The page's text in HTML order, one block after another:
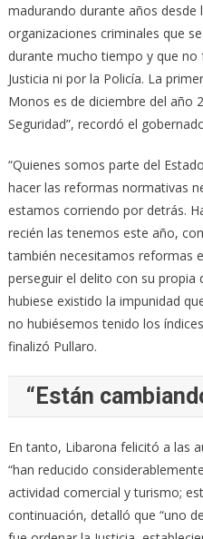
madurando durante años desde
organizaciones criminales que
durante mucho tiempo y que no
Justicia ni por la Policía. La
Monos es de diciembre del año
Seguridad”, recordó el
“Quienes somos parte del
hacer las reformas normativas
estamos corriendo por detrás.
recién las tenemos este año,
también necesitamos reformas
perseguir el delito con su propia
hubiese existido la impunidad
no hubiésemos tenido los
finalizó Pullaro.
“Están
En tanto, Libarona felicitó a las
“han reducido
actividad comercial y turismo;
continuación, detalló que “uno